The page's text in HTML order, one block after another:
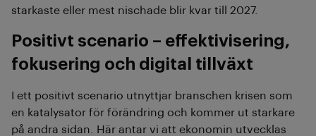
starkaste eller mest nischade blir kvar till 2027.
Positivt scenario – effektivisering,
fokusering och digital tillväxt
I ett positivt scenario utnyttjar branschen krisen som
en katalysator för förändring och kommer ut starkare
på andra sidan. Här antar vi att ekonomin utvecklas